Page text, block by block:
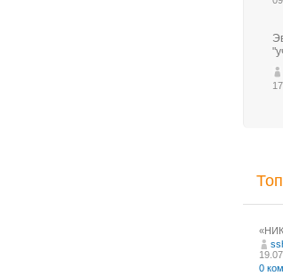
Топ
0